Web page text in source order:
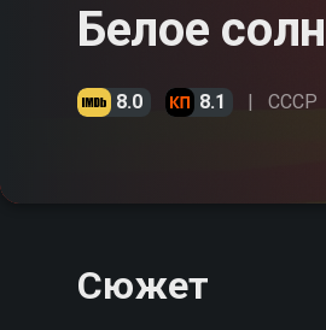
Белое
8.0 8.1 СССР
Сюжет